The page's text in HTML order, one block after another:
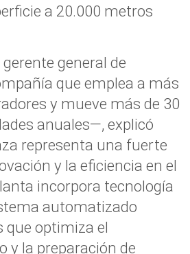
a 20.000 metros
general de
que emplea a más
y mueve más de 30
anuales—, explicó
representa una fuerte
y la eficiencia en el
incorpora tecnología
automatizado
que optimiza el
y la preparación de